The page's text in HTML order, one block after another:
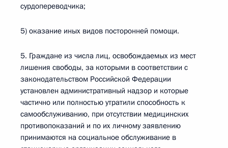
сурдопереводчика;
5) оказание иных видов посторонней помощи.
5. Граждане из числа лиц, освобождаемых из мест
лишения свободы, за которыми в соответствии с
законодательством Российской Федерации
установлен административный надзор и которые
частично или полностью утратили способность к
самообслуживанию, при отсутствии медицинских
противопоказаний и по их личному заявлению
принимаются на социальное обслуживание в